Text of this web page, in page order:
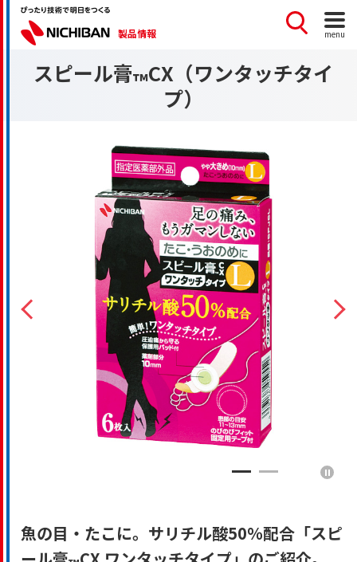
製品情報 menu
スピール膏™CX（ワンタッチタイ
プ）
魚の目・たこに。サリチル酸50％配合「スピ